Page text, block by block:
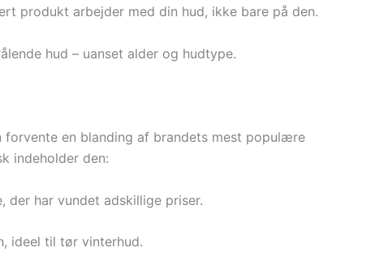
produkt arbejder med din hud, ikke bare på den.
hud – uanset alder og hudtype.
forvente en blanding af brandets mest populære
indeholder den:
der har vundet adskillige priser.
ideel til tør vinterhud.